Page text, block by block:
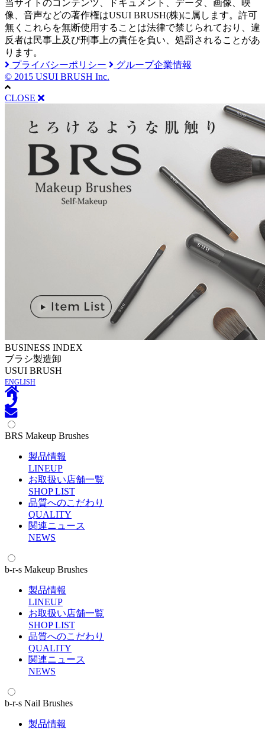
当サイトのコンテンツ、ドキュメント、データ、画像、映
像、音声などの著作権はUSUI BRUSH(株)に属します。許可
無くこれらを無断使用することは法律で禁じられており、違
反者は民事上及び刑事上の責任を負い、処罰されることがあ
ります。
プライバシーポリシー
グループ企業情報
© 2015 USUI BRUSH Inc.
CLOSE
BUSINESS INDEX
ブラシ製造卸
USUI BRUSH
ENGLISH
BRS Makeup Brushes
製品情報
LINEUP
お取扱い店舗一覧
SHOP LIST
品質へのこだわり
QUALITY
関連ニュース
NEWS
b-r-s Makeup Brushes
製品情報
LINEUP
お取扱い店舗一覧
SHOP LIST
品質へのこだわり
QUALITY
関連ニュース
NEWS
b-r-s Nail Brushes
製品情報